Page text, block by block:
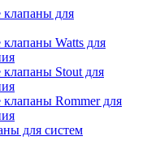
клапаны для
Watts для
Stout для
Rommer для
для систем